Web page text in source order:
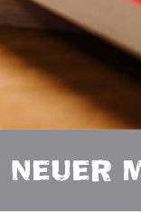
NEUER